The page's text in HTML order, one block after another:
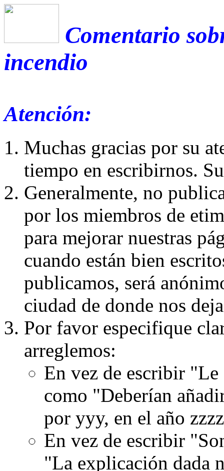
Comentario
incendio
Atención:
Muchas gracias por su
tiempo en escribirnos.
Generalmente, no
por los miembros de
para mejorar nuestras
cuando están bien
publicamos, será
ciudad de donde nos
Por favor especifique
arreglemos:
En vez de escribir
como "Deberían
por yyy, en el año
En vez de escribir
"La explicación dada